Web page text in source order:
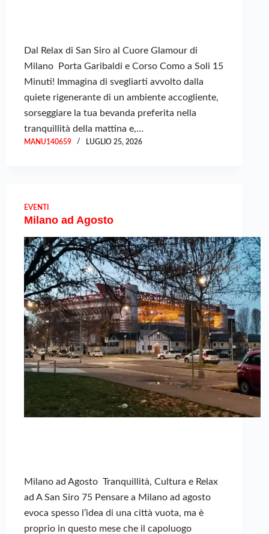
Dal Relax di San Siro al Cuore Glamour di
Milano Porta Garibaldi e Corso Como a Soli 15
Minuti! Immagina di svegliarti avvolto dalla
quiete rigenerante di un ambiente accogliente,
sorseggiare la tua bevanda preferita nella
tranquillità della mattina e,…
MANU140659 LUGLIO 25, 2026
EVENTI
Milano ad Agosto
Milano ad Agosto Tranquillità, Cultura e Relax
ad A San Siro 75 Pensare a Milano ad agosto
evoca spesso l’idea di una città vuota, ma è
proprio in questo mese che il capoluogo